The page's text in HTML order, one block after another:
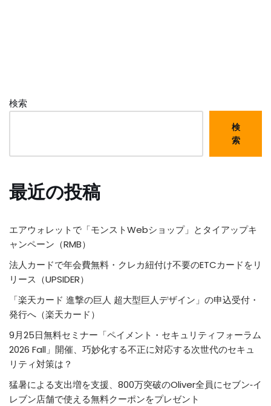
検索
検
索
最近の投稿
エアウォレットで「モンストWebショップ」とタイアップキ
ャンペーン（RMB）
法人カードで年会費無料・クレカ紐付け不要のETCカードをリ
リース（UPSIDER）
「楽天カード 進撃の巨人 超大型巨人デザイン」の申込受付・
発行へ（楽天カード）
9月25日無料セミナー「ペイメント・セキュリティフォーラム
2026 Fall」開催、巧妙化する不正に対応する次世代のセキュ
リティ対策は？
猛暑による支出増を支援、800万突破のOliver全員にセブン‐イ
レブン店舗で使える無料クーポンをプレゼント